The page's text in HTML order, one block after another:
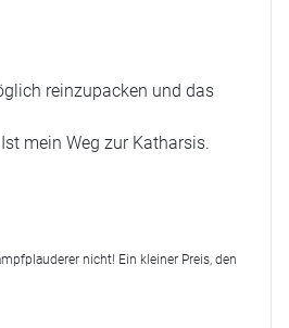
reinzupacken und das
mein Weg zur Katharsis.
nicht! Ein kleiner Preis, den